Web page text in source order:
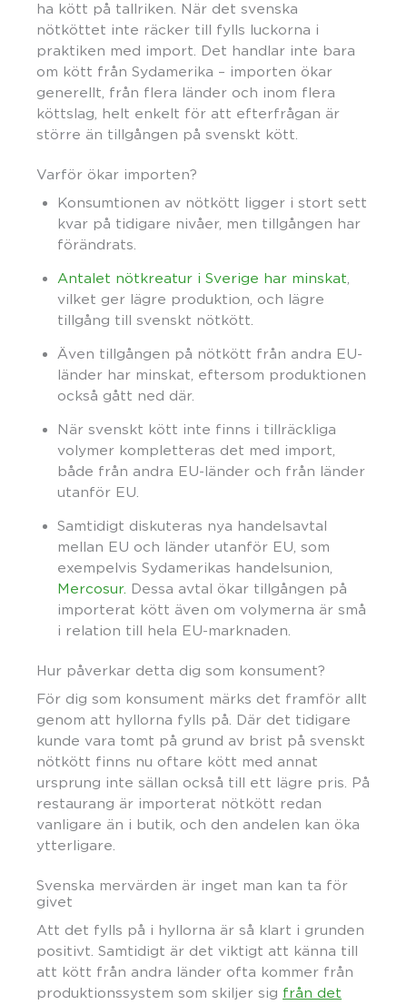
ha kött på tallriken. När det svenska
nötköttet inte räcker till fylls luckorna i
praktiken med import. Det handlar inte bara
om kött från Sydamerika – importen ökar
generellt, från flera länder och inom flera
köttslag, helt enkelt för att efterfrågan är
större än tillgången på svenskt kött.
Varför ökar importen?
Konsumtionen av nötkött ligger i stort sett
kvar på tidigare nivåer, men tillgången har
förändrats.
Antalet nötkreatur i Sverige har minskat
vilket ger lägre produktion, och lägre
tillgång till svenskt nötkött.
Även tillgången på nötkött från andra EU-
länder har minskat, eftersom produktionen
också gått ned där.
När svenskt kött inte finns i tillräckliga
volymer kompletteras det med import,
både från andra EU-länder och från länder
utanför EU.
Samtidigt diskuteras nya handelsavtal
mellan EU och länder utanför EU, som
exempelvis Sydamerikas handelsunion,
Mercosur. Dessa avtal ökar tillgången på
importerat kött även om volymerna är små
i relation till hela EU-marknaden.
Hur påverkar detta dig som konsument?
För dig som konsument märks det framför allt
genom att hyllorna fylls på. Där det tidigare
kunde vara tomt på grund av brist på svenskt
nötkött finns nu oftare kött med annat
ursprung inte sällan också till ett lägre pris. På
restaurang är importerat nötkött redan
vanligare än i butik, och den andelen kan öka
ytterligare.
Svenska mervärden är inget man kan ta för
givet
Att det fylls på i hyllorna är så klart i grunden
positivt. Samtidigt är det viktigt att känna till
att kött från andra länder ofta kommer från
produktionssystem som skiljer sig från det